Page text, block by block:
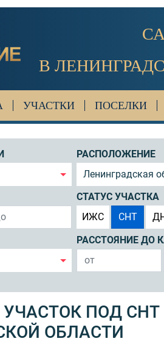
В
УЧАСТКИ ПОСЕЛКИ
РАСПОЛОЖЕНИЕ
Ленинградская
СТАТУС УЧАСТКА
ИЖС
СНТ
РАССТОЯНИЕ ДО
ПОД
ОБЛАСТИ